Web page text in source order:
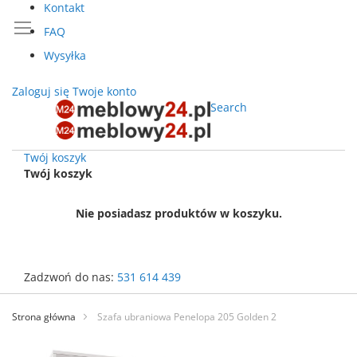
Kontakt
FAQ
Wysyłka
Zaloguj się Twoje konto
Search
Twój koszyk
Twój koszyk
Nie posiadasz produktów w koszyku.
Zadzwoń do nas: 531 614 439
Przejdź
treści
Strona główna Szafa ubraniowa Penelopa 205 Golden 2